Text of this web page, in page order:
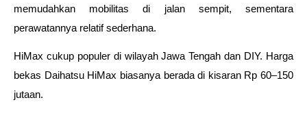
memudahkan mobilitas di jalan sempit, sementara
perawatannya relatif sederhana.
HiMax cukup populer di wilayah Jawa Tengah dan DIY. Harga
bekas Daihatsu HiMax biasanya berada di kisaran Rp 60–150
jutaan.